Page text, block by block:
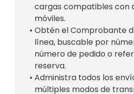
cargas compatibles con
móviles.
• Obtén el Comprobante
línea, buscable por
número de pedido o
reserva.
• Administra todos los
múltiples modos de